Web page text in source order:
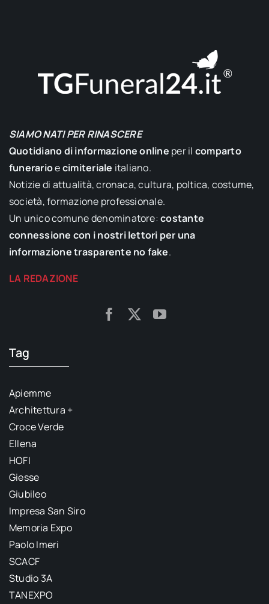
SIAMO NATI PER RINASCERE
Quotidiano di informazione online per il comparto
funerarioecimiteriale italiano.
Notizie di attualità, cronaca, cultura, poltica, costume,
società, formazione professionale.
Un unico comune denominatore:costante
connessione con i nostri lettori per una
informazione trasparente no fake.
LA REDAZIONE
Tag
Apiemme
Architettura +
Croce Verde
Ellena
HOFI
Giesse
Giubileo
Impresa San Siro
Memoria Expo
Paolo Imeri
SCACF
Studio 3A
TANEXPO